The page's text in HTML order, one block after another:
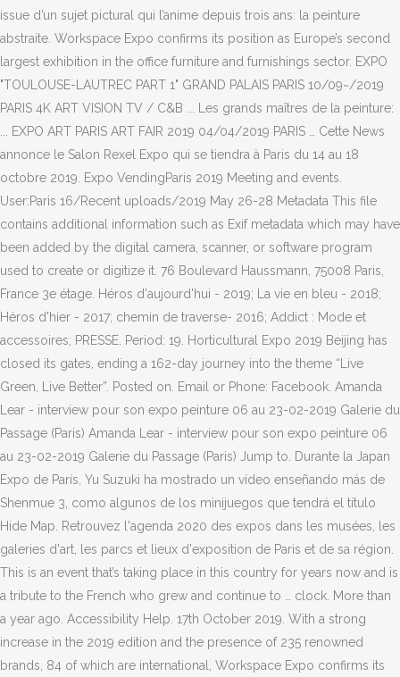
issue d’un sujet pictural qui l’anime depuis trois ans: la peinture
abstraite. Workspace Expo confirms its position as Europe’s second
largest exhibition in the office furniture and furnishings sector. EXPO
"TOULOUSE-LAUTREC PART 1" GRAND PALAIS PARIS 10/09~/2019
PARIS 4K ART VISION TV / C&B ... Les grands maîtres de la peinture:
... EXPO ART PARIS ART FAIR 2019 04/04/2019 PARIS … Cette News
annonce le Salon Rexel Expo qui se tiendra à Paris du 14 au 18
octobre 2019. Expo VendingParis 2019 Meeting and events.
User:Paris 16/Recent uploads/2019 May 26-28 Metadata This file
contains additional information such as Exif metadata which may have
been added by the digital camera, scanner, or software program
used to create or digitize it. 76 Boulevard Haussmann, 75008 Paris,
France 3e étage. Héros d'aujourd'hui - 2019; La vie en bleu - 2018;
Héros d'hier - 2017; chemin de traverse- 2016; Addict : Mode et
accessoires; PRESSE. Period: 19. Horticultural Expo 2019 Beijing has
closed its gates, ending a 162-day journey into the theme “Live
Green, Live Better”. Posted on. Email or Phone: Facebook. Amanda
Lear - interview pour son expo peinture 06 au 23-02-2019 Galerie du
Passage (Paris) Amanda Lear - interview pour son expo peinture 06
au 23-02-2019 Galerie du Passage (Paris) Jump to. Durante la Japan
Expo de París, Yu Suzuki ha mostrado un vídeo enseñando más de
Shenmue 3, como algunos de los minijuegos que tendrá el título
Hide Map. Retrouvez l'agenda 2020 des expos dans les musées, les
galeries d'art, les parcs et lieux d'exposition de Paris et de sa région.
This is an event that’s taking place in this country for years now and is
a tribute to the French who grew and continue to … clock. More than
a year ago. Accessibility Help. 17th October 2019. With a strong
increase in the 2019 edition and the presence of 235 renowned
brands, 84 of which are international, Workspace Expo confirms its